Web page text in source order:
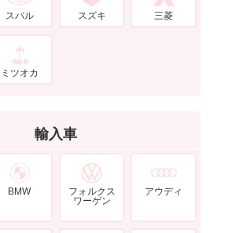
スバル スズキ 三菱
ミツオカ
輸入車
BMW
フォルクス
ワーゲン
アウディ